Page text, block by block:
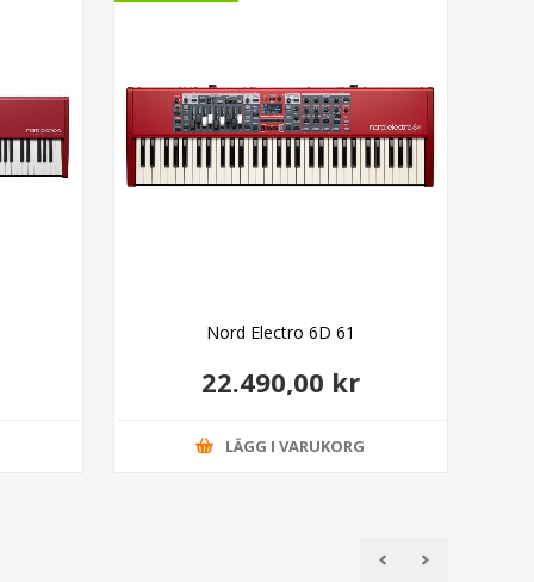
Nord Electro 6D 61
22.490,00 kr
LÄGG I VARUKORG